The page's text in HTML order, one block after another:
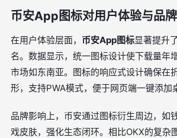
币安App图标对用户体验与品
在用户体验层面， 币安App图标显著提升
名。数据显示，统一图标设计使下载量年
市场如东南亚。图标的响应式设计确保在
形，支持PWA模式，便于网页端一键添加
品牌影响上，币安通过图标衍生周边，如
戏皮肤，强化生态闭环。相比OKX的复杂